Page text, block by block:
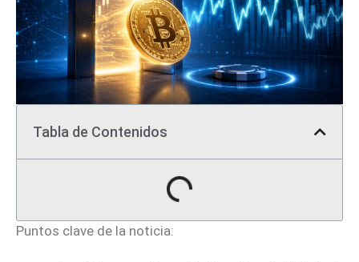
Tabla de Contenidos
Puntos clave de la noticia: